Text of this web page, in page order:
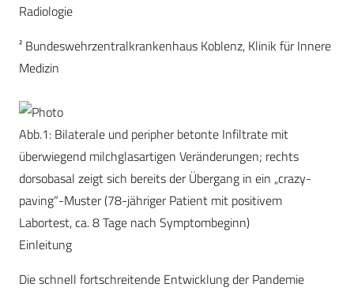
Radiologie
² Bundeswehrzentralkrankenhaus Koblenz, Klinik für Innere
Medizin
Abb.1: Bilaterale und peripher betonte Infiltrate mit
überwiegend milchglasartigen Veränderungen; rechts
dorsobasal zeigt sich bereits der Übergang in ein „crazy-
paving“-Muster (78-jähriger Patient mit positivem
Labortest, ca. 8 Tage nach Symptombeginn)
Einleitung
Die schnell fortschreitende Entwicklung der Pandemie